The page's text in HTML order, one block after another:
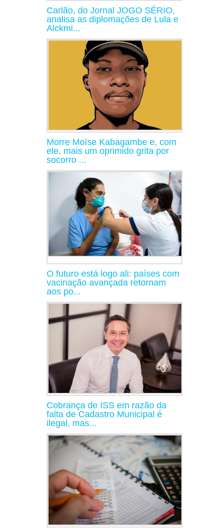
Carlão, do Jornal JOGO SÉRIO,
analisa as diplomações de Lula e
Alckmi...
Morre Moïse Kabagambe e, com
ele, mais um oprimido grita por
socorro ...
O futuro está logo ali: países com
vacinação avançada retornam
aos po...
Cobrança de ISS em razão da
falta de Cadastro Municipal é
ilegal, mas...